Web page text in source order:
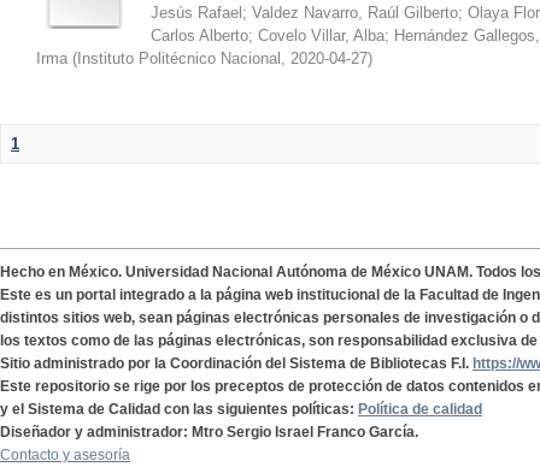
Jesús Rafael ; Valdez Navarro, Raúl Gilberto; Olaya
Carlos Alberto; Covelo Villar, Alba; Hernández
Irma ( Instituto Politécnico Nacional , 2020-04-27)
1
Hecho en México. Universidad Nacional Autónoma de México UNAM. Todos
Este es un portal integrado a la página web institucional de la Facultad de
distintos sitios web, sean páginas electrónicas personales de investigación o
los textos como de las páginas electrónicas, son responsabilidad exclusiva
Sitio administrado por la Coordinación del Sistema de Bibliotecas F.I. https://
Este repositorio se rige por los preceptos de protección de datos contenidos
y el Sistema de Calidad con las siguientes políticas: Política de calidad
Diseñador y administrador: Mtro Sergio Israel Franco García.
Contacto y asesoría